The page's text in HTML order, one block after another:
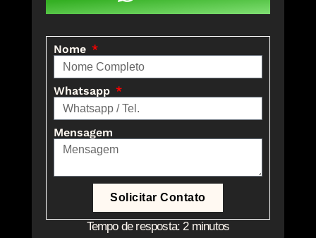
Nome
Whatsapp
Mensagem
Solicitar Contato
Tempo de resposta: 2 minutos